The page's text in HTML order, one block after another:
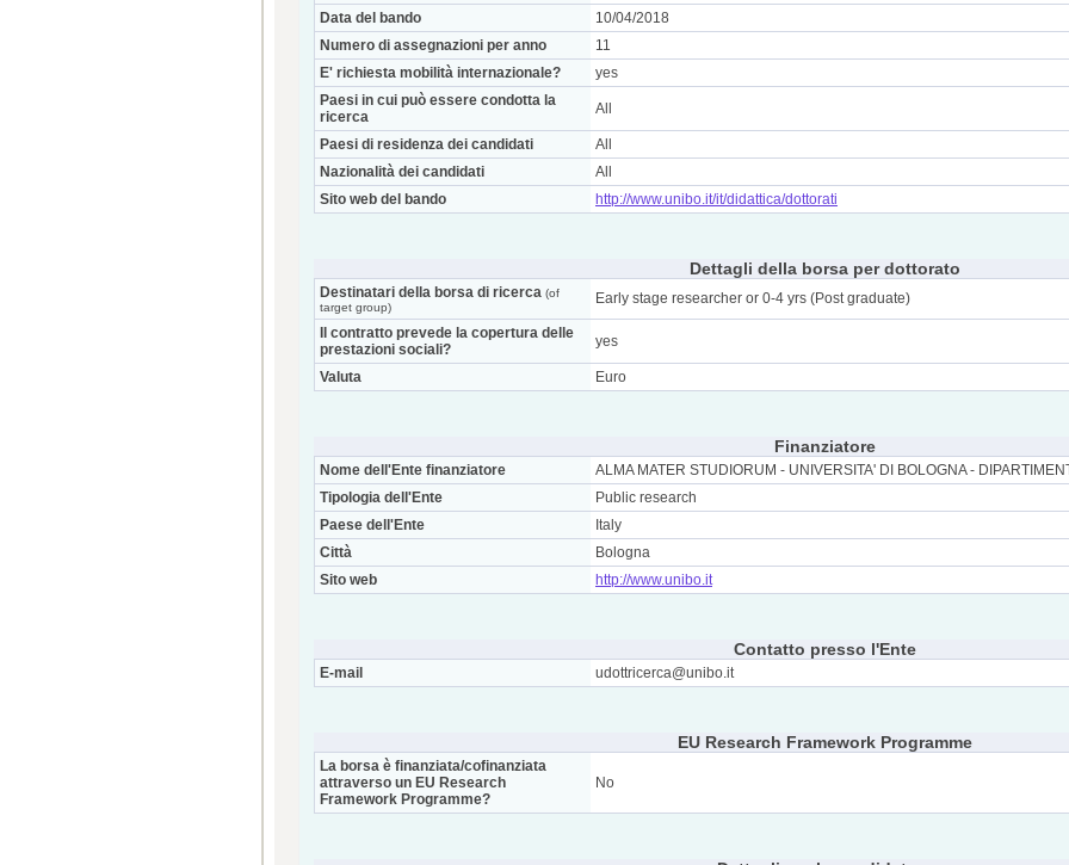
Data del bando
10/04/2018
Numero di assegnazioni per anno
11
E' richiesta mobilità internazionale?
yes
Paesi in cui può essere condotta la
ricerca
All
Paesi di residenza dei candidati
All
Nazionalità dei candidati
All
Sito web del bando
http://www.unibo.it/it/didattica/dottorati
Dettagli della borsa per dottorato
Destinatari della borsa di ricerca (of
target group)
Early stage researcher or 0-4 yrs (Post graduate)
Il contratto prevede la copertura delle
prestazioni sociali?
yes
Valuta Euro
Finanziatore
Nome dell'Ente finanziatore
ALMA MATER STUDIORUM - UNIVERSITA' DI BOLOGNA -
Tipologia dell'Ente
Public research
Paese dell'Ente
Italy
Città
Bologna
Sito web
http://www.unibo.it
Contatto presso l'Ente
E-mail udottricerca@unibo.it
EU Research Framework Programme
La borsa è finanziata/cofinanziata
attraverso un EU Research
Framework Programme?
No